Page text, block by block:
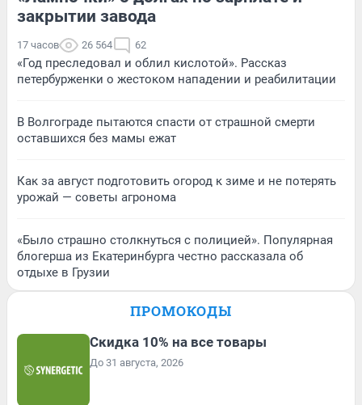
закрытии завода
17 часов 26 564 62
«Год преследовал и облил кислотой». Рассказ
петербурженки о жестоком нападении и реабилитации
В Волгограде пытаются спасти от страшной смерти
оставшихся без мамы ежат
Как за август подготовить огород к зиме и не потерять
урожай — советы агронома
«Было страшно столкнуться с полицией». Популярная
блогерша из Екатеринбурга честно рассказала об
отдыхе в Грузии
ПРОМОКОДЫ
Скидка 10% на все товары
До 31 августа, 2026